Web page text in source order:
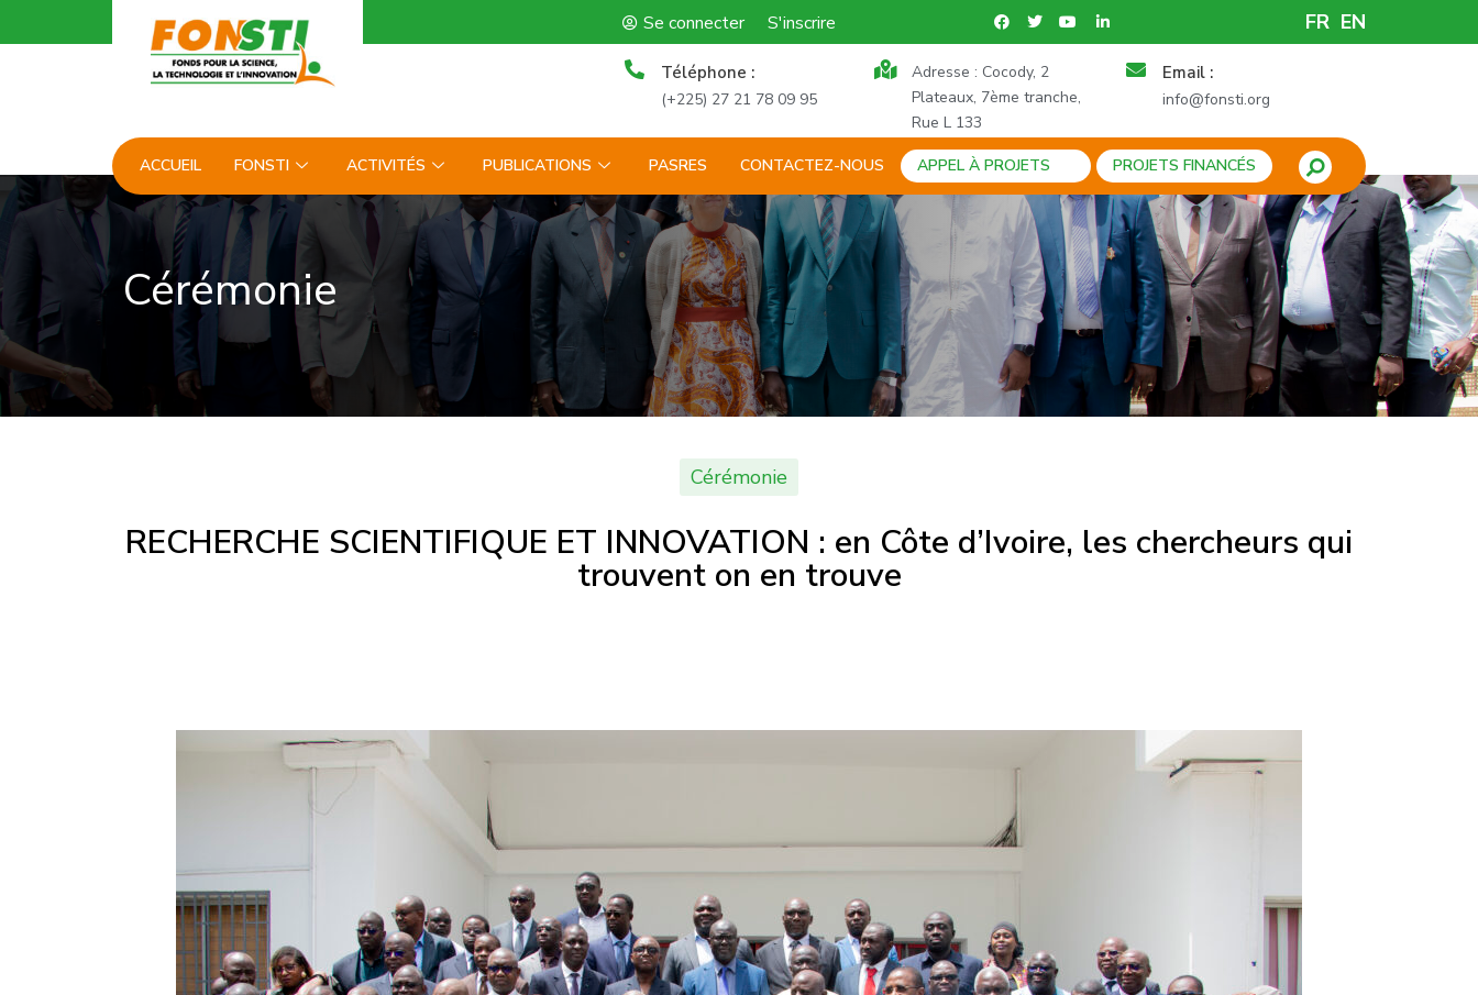
Se connecter S'inscrire FR EN
Téléphone :
(+225) 27 21 78 09 95
Adresse : Cocody, 2
Plateaux, 7ème tranche,
Rue L 133
Email :
info@fonsti.org
ACCUEIL FONSTI ACTIVITÉS PUBLICATIONS PASRES CONTACTEZ-NOUS APPEL À PROJETS PROJETS FINANCÉS
Cérémonie
Cérémonie
RECHERCHE SCIENTIFIQUE ET INNOVATION : en Côte d’Ivoire, les chercheurs qui
trouvent on en trouve